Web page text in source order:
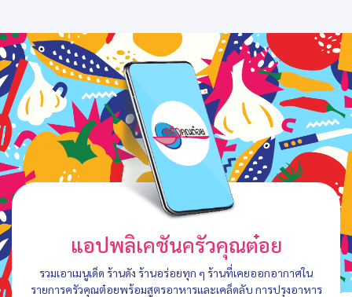
แอปพลิเคชันครัวคุณต๋อย
รวมเอาเมนูเด็ด ร้านดัง ร้านอร่อยทุก ๆ ร้านที่เคยออกอากาศใน
รายการครัวคุณต๋อยพร้อมสูตรอาหารและเคล็ดลับ การปรุงอาหาร